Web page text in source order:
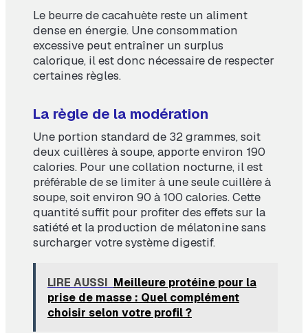
Le beurre de cacahuète reste un aliment
dense en énergie. Une consommation
excessive peut entraîner un surplus
calorique, il est donc nécessaire de respecter
certaines règles.
La règle de la modération
Une portion standard de 32 grammes, soit
deux cuillères à soupe, apporte environ 190
calories. Pour une collation nocturne, il est
préférable de se limiter à une seule cuillère à
soupe, soit environ 90 à 100 calories. Cette
quantité suffit pour profiter des effets sur la
satiété et la production de mélatonine sans
surcharger votre système digestif.
LIRE AUSSI Meilleure protéine pour la
prise de masse : Quel complément
choisir selon votre profil ?